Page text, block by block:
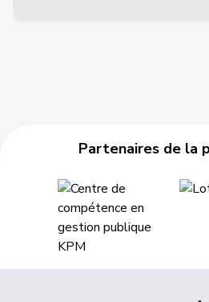
Partenaires de la